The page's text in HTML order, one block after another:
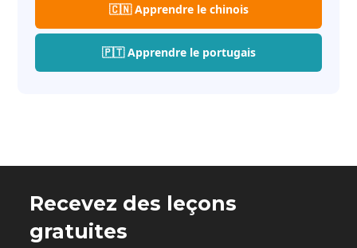
🇨🇳 Apprendre le chinois
🇵🇹 Apprendre le portugais
Recevez des leçons
gratuites